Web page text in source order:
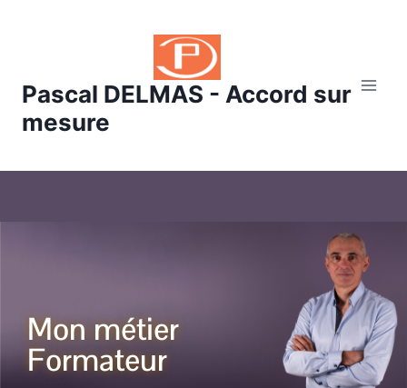
Pascal DELMAS - Accord sur
mesure
Mon métier
Formateur